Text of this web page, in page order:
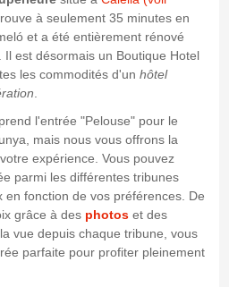
à seulement 35 minutes en
et a été entièrement rénové
est désormais un Boutique Hotel
les commodités d'un hôtel
l'entrée "Pelouse" pour le
mais nous vous offrons la
expérience. Vous pouvez
parmi les différentes tribunes
en fonction de vos préférences. De
grâce à des photoset des
vue depuis chaque tribune, vous
parfaite pour profiter pleinement